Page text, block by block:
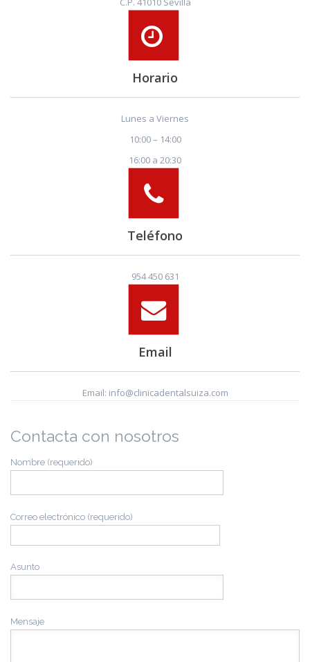
Horario
Lunes a Viernes
10:00 – 14:00
16:00 a 20:30
Teléfono
954 450 631
Email
Email: info@clinicadentalsuiza.com
Contacta con nosotros
Nombre (requerido)
Correo electrónico (requerido)
Asunto
Mensaje